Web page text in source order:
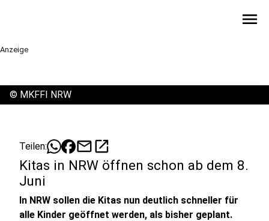
menu
Anzeige
© MKFFI NRW
Teilen: mailopen_in_new
Kitas in NRW öffnen schon ab dem 8.
Juni
In NRW sollen die Kitas nun deutlich schneller für
alle Kinder geöffnet werden, als bisher geplant.